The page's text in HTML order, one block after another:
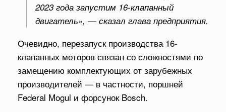
2023 года запустим 16‑клапанный
двигатель», — сказал глава предприятия.
Очевидно, перезапуск производства 16-
клапанных моторов связан со сложностями по
замещению комплектующих от зарубежных
производителей — в частности, поршней
Federal Mogul и форсунок Bosch.